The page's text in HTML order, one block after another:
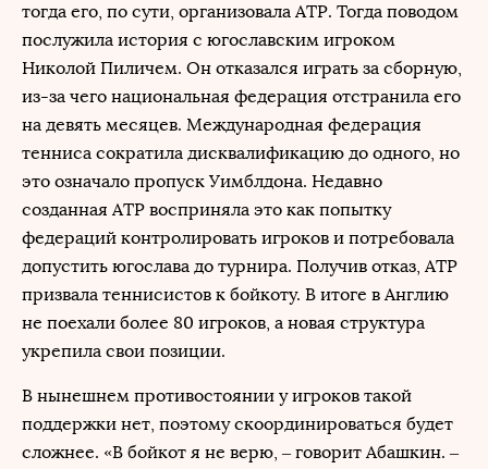
тогда его, по сути, организовала АТР. Тогда поводом
послужила история с югославским игроком
Николой Пиличем. Он отказался играть за сборную,
из-за чего национальная федерация отстранила его
на девять месяцев. Международная федерация
тенниса сократила дисквалификацию до одного, но
это означало пропуск Уимблдона. Недавно
созданная ATP восприняла это как попытку
федераций контролировать игроков и потребовала
допустить югослава до турнира. Получив отказ, АТР
призвала теннисистов к бойкоту. В итоге в Англию
не поехали более 80 игроков, а новая структура
укрепила свои позиции.
В нынешнем противостоянии у игроков такой
поддержки нет, поэтому скоординироваться будет
сложнее. «В бойкот я не верю, – говорит Абашкин. –